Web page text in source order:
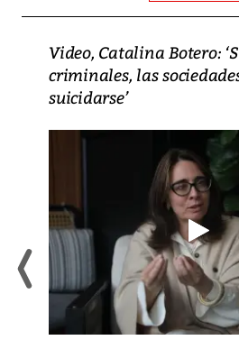
Video, Catalina Botero:
criminales, las
suicidarse’